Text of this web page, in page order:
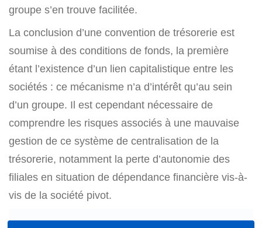
groupe s’en trouve facilitée.
La conclusion d’une convention de trésorerie est
soumise à des conditions de fonds, la première
étant l’existence d’un lien capitalistique entre les
sociétés : ce mécanisme n’a d’intérêt qu’au sein
d’un groupe. Il est cependant nécessaire de
comprendre les risques associés à une mauvaise
gestion de ce système de centralisation de la
trésorerie, notamment la perte d’autonomie des
filiales en situation de dépendance financière vis-à-
vis de la société pivot.